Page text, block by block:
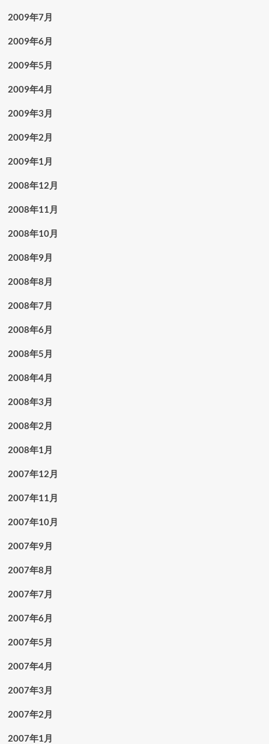
2009年7月
2009年6月
2009年5月
2009年4月
2009年3月
2009年2月
2009年1月
2008年12月
2008年11月
2008年10月
2008年9月
2008年8月
2008年7月
2008年6月
2008年5月
2008年4月
2008年3月
2008年2月
2008年1月
2007年12月
2007年11月
2007年10月
2007年9月
2007年8月
2007年7月
2007年6月
2007年5月
2007年4月
2007年3月
2007年2月
2007年1月